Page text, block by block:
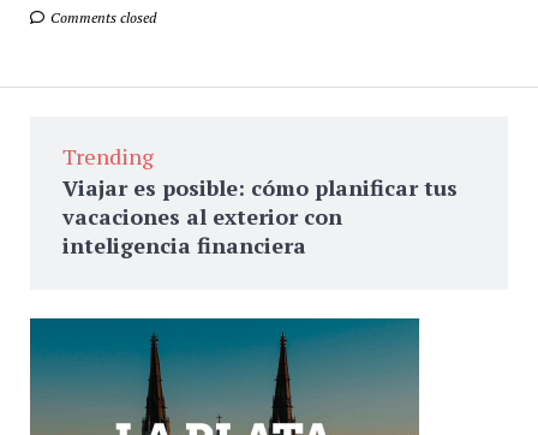
Comments closed
Trending
Viajar es posible: cómo planificar tus
vacaciones al exterior con
inteligencia financiera